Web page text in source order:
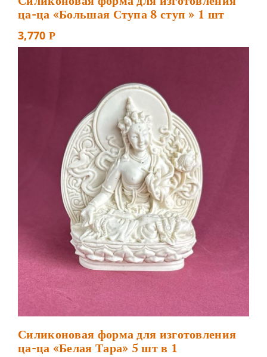
ца-ца «Большая Ступа 8 ступ » 1 шт
3,770 Р
Силиконовая форма для изготовления
ца-ца «Белая Тара» 5 шт в 1